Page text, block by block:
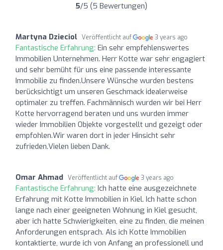
5/5 (5 Bewertungen)
Martyna Dzieciol Veröffentlicht auf 3 years ago
Fantastische Erfahrung: Ein sehr empfehlenswertes
Immobilien Unternehmen. Herr Kotte war sehr engagiert
und sehr bemüht für uns eine passende interessante
Immobilie zu finden.Unsere Wünsche wurden bestens
berücksichtigt um unseren Geschmack idealerweise
optimaler zu treffen. Fachmännisch wurden wir bei Herr
Kotte hervorragend beraten und uns wurden immer
wieder Immobilien Objekte vorgestellt und gezeigt oder
empfohlen.Wir waren dort in jeder Hinsicht sehr
zufrieden.Vielen lieben Dank.
Omar Ahmad Veröffentlicht auf 3 years ago
Fantastische Erfahrung: Ich hatte eine ausgezeichnete
Erfahrung mit Kotte Immobilien in Kiel. Ich hatte schon
lange nach einer geeigneten Wohnung in Kiel gesucht,
aber ich hatte Schwierigkeiten, eine zu finden, die meinen
Anforderungen entsprach. Als ich Kotte Immobilien
kontaktierte, wurde ich von Anfang an professionell und